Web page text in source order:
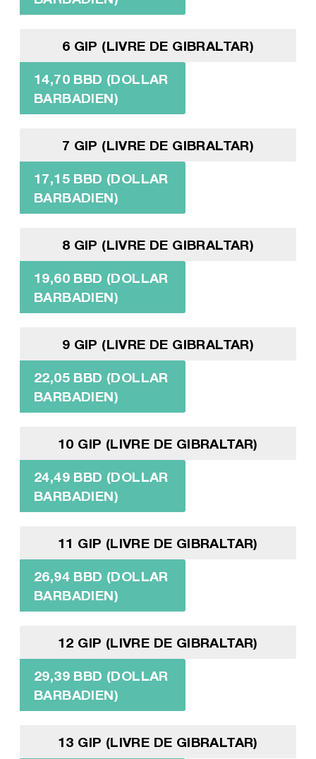
6 GIP (LIVRE DE GIBRALTAR)
14,70 BBD (DOLLAR
BARBADIEN)
7 GIP (LIVRE DE GIBRALTAR)
17,15 BBD (DOLLAR
BARBADIEN)
8 GIP (LIVRE DE GIBRALTAR)
19,60 BBD (DOLLAR
BARBADIEN)
9 GIP (LIVRE DE GIBRALTAR)
22,05 BBD (DOLLAR
BARBADIEN)
10 GIP (LIVRE DE GIBRALTAR)
24,49 BBD (DOLLAR
BARBADIEN)
11 GIP (LIVRE DE GIBRALTAR)
26,94 BBD (DOLLAR
BARBADIEN)
12 GIP (LIVRE DE GIBRALTAR)
29,39 BBD (DOLLAR
BARBADIEN)
13 GIP (LIVRE DE GIBRALTAR)